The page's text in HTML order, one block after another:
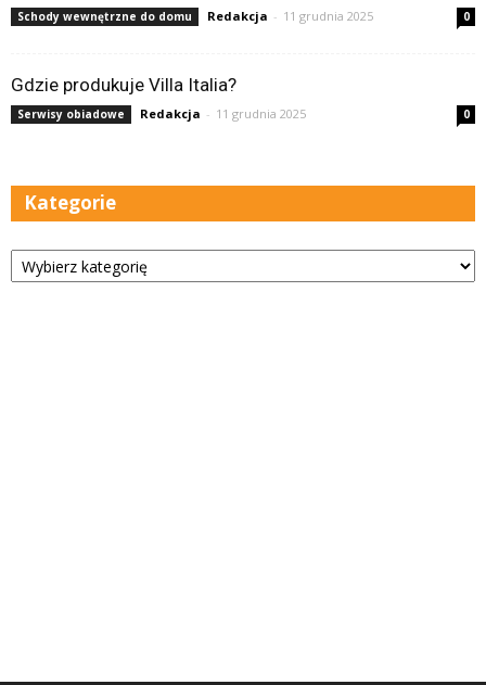
Schody wewnętrzne do domu Redakcja - 11 grudnia 2025 0
Gdzie produkuje Villa Italia?
Serwisy obiadowe Redakcja - 11 grudnia 2025 0
Kategorie
Kategorie